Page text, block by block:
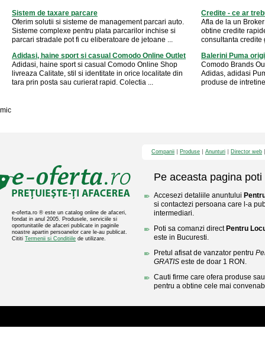
Sistem de taxare parcare
Oferim solutii si sisteme de management parcari auto.
Sisteme complexe pentru plata parcarilor inchise si
parcari stradale pot fi cu eliberatoare de jetoane ...
Credite - ce ar
Afla de la un
obtine credite
consultanta credite
Adidasi, haine sport si casual Comodo Online Outlet
Adidasi, haine sport si casual Comodo Online Shop
livreaza Calitate, stil si identitate in orice localitate din
tara prin posta sau curierat rapid. Colectia ...
Balerini Puma
Comodo Brands
Adidas, adidasi
produse de
mic
e-oferta.ro ® este un catalog online de afaceri,
fondat in anul 2005. Produsele, serviciile si
oportunitatile de afaceri publicate in paginile
noastre apartin persoanelor care le-au publicat.
Cititi Termenii si Conditiile de utilizare.
Companii Produse Anunturi Director web
Pe aceasta pagina poti
Accesezi detaliile anuntului
si contactezi persoana care l-a
intermediari.
Poti sa comanzi direct Pentru
este in Bucuresti.
Pretul afisat de vanzator pentru
GRATIS este de doar 1 RON.
Cauti firme care ofera produse
pentru a obtine cele mai